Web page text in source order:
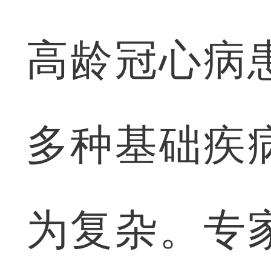
高龄冠心病
多种基础疾
为复杂。专